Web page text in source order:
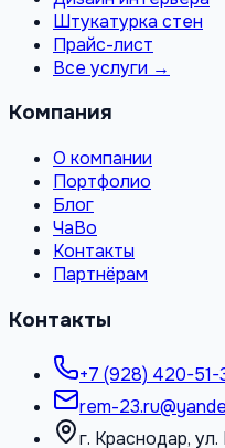
Штукатурка стен
Прайс-лист
Все услуги →
Компания
О компании
Портфолио
Блог
ЧаВо
Контакты
Партнёрам
Контакты
+7 (928) 420-51-
rem-
г. Краснодар,